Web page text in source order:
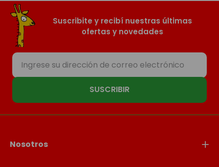
Suscribite y recibí nuestras últimas
ofertas y novedades
SUSCRIBIR
Nosotros